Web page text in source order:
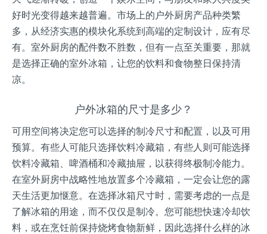
好时光变得越来越普遍。市场上的户外厨房产品种类繁
多，从经济实惠的模块化系统到高端的定制设计，应有尽
有。室外厨房的配件数不胜数，但有一点至关重要，那就
是选择正确的室外冰箱，让您的饮料和食物整日保持清
凉。
户外冰箱的尺寸是多少？
可用空间将决定您可以选择的制冷尺寸和配置，以及可用
预算。有些人可能只选择饮料冷藏箱，有些人则可能选择
饮料冷藏箱、啤酒桶和冷藏抽屉，以获得终极制冷能力。
在室外厨房中战略性地放置多个冷藏箱，一定会让您的露
天生活更加惬意。在选择冰箱尺寸时，需要考虑的一点是
了解冰箱的用途，而不仅仅是制冷。您可能想快速冷却饮
料，或在烹饪前保持烧烤食物新鲜，因此选择什么样的冰